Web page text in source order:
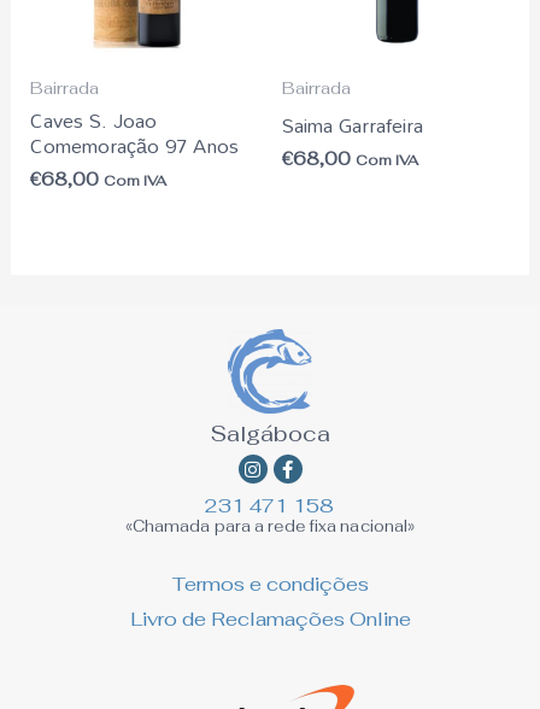
Bairrada
Caves S. Joao
Comemoração 97 Anos
€68,00 Com IVA
Bairrada
Saima Garrafeira
€68,00 Com IVA
Termos e condições
Livro de Reclamações Online
Salgáboca
Instagram
Facebook-
f
231 471 158
«Chamada para a rede fixa nacional»